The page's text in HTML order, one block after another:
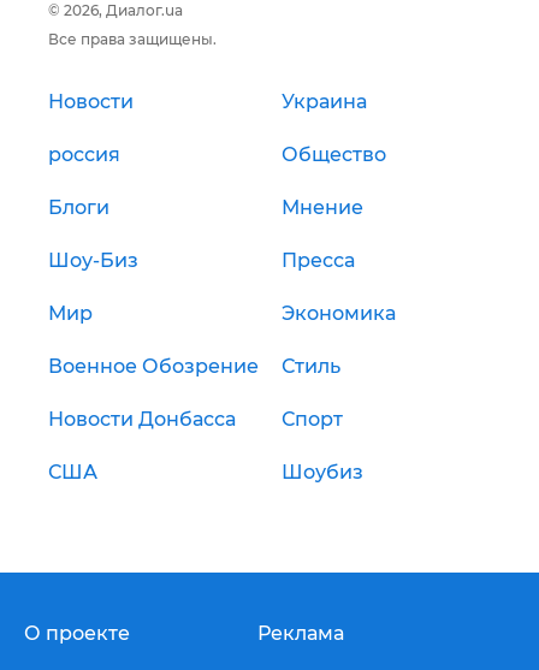
© 2026, Диалог.ua
Все права защищены.
Новости Украина
россия Общество
Блоги Мнение
Шоу-Биз Пресса
Мир Экономика
Военное Обозрение Стиль
Новости Донбасса Спорт
США Шоубиз
О проекте Реклама